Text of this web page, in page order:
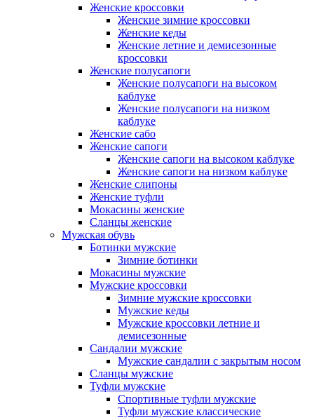
Женские кроссовки
Женские зимние кроссовки
Женские кеды
Женские летние и демисезонные
кроссовки
Женские полусапоги
Женские полусапоги на высоком
каблуке
Женские полусапоги на низком
каблуке
Женские сабо
Женские сапоги
Женские сапоги на высоком каблуке
Женские сапоги на низком каблуке
Женские слипоны
Женские туфли
Мокасины женские
Сланцы женские
Мужская обувь
Ботинки мужские
Зимние ботинки
Мокасины мужские
Мужские кроссовки
Зимние мужские кроссовки
Мужские кеды
Мужские кроссовки летние и
демисезонные
Сандалии мужские
Мужские сандалии с закрытым носом
Сланцы мужские
Туфли мужские
Спортивные туфли мужские
Туфли мужские классические